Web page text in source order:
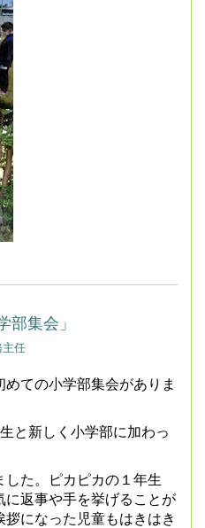
集会」
任
ての小学部集会がありま
と新しく小学部に加わっ
た。ピカピカの１年生
に返事や手を挙げることが
になった児童もはきはき